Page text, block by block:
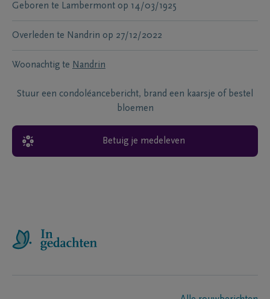
Geboren te Lambermont op 14/03/1925
Overleden te Nandrin op 27/12/2022
Woonachtig te Nandrin
Stuur een condoléancebericht, brand een kaarsje of bestel
bloemen
Betuig je medeleven